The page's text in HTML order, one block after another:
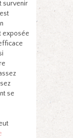
survenir
exposée
se